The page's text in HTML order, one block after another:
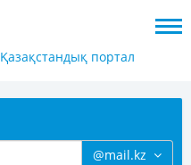
Қазақстандық портал
@mail.kz